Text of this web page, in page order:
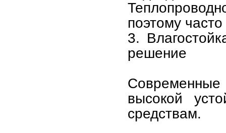
поэтому
3.
решение
высокой
средствам.